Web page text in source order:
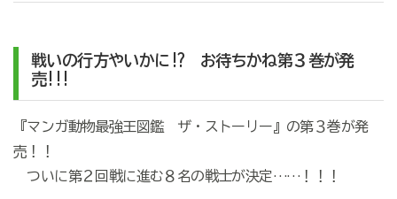
戦いの行方やいかに!? お待ちかね第３巻が発
売!!!
『マンガ動物最強王図鑑 ザ・ストーリー』の第３巻が発
売！！
ついに第２回戦に進む８名の戦士が決定……！！！